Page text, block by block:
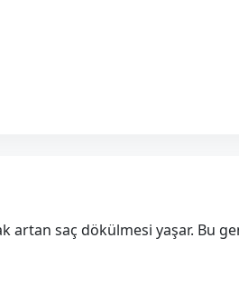
artan saç dökülmesi yaşar. Bu